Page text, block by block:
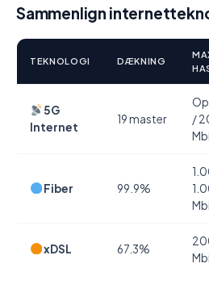
Sammenlign
TEKNOLOGI DÆKNING
5G
Internet
19 master
/
Fiber 99.9%
xDSL 67.3%